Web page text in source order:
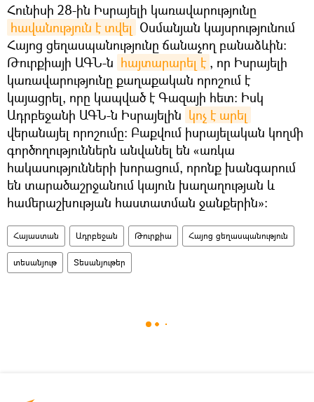
Հունիսի 28-ին Իսրայելի կառավարությունը
հավանություն է տվել Օսմանյան կայսրությունում
Հայոց ցեղասպանությունը ճանաչող բանաձևին:
Թուրքիայի ԱԳՆ-ն հայտարարել է , որ Իսրայելի
կառավարությունը քաղաքական որոշում է
կայացրել, որը կապված է Գազայի հետ։ Իսկ
Ադրբեջանի ԱԳՆ-ն Իսրայելին կոչ է արել
վերանայել որոշումը։ Բաքվում իսրայելական կողմի
գործողություններն անվանել են «առկա
հակասությունների խորացում, որոնք խանգարում
են տարածաշրջանում կայուն խաղաղության և
համերաշխության հաստատման ջանքերին»:
Հայաստան Ադրբեջան Թուրքիա Հայոց ցեղասպանություն
տեսանյութ Տեսանյութեր